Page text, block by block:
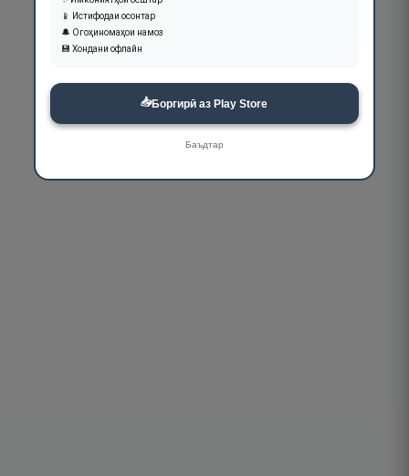
📱 Истифодаи осонтар
🔔 Огоҳиномаҳои намоз
💾 Хондани офлайн
📥Боргирӣ аз Play Store
Баъдтар